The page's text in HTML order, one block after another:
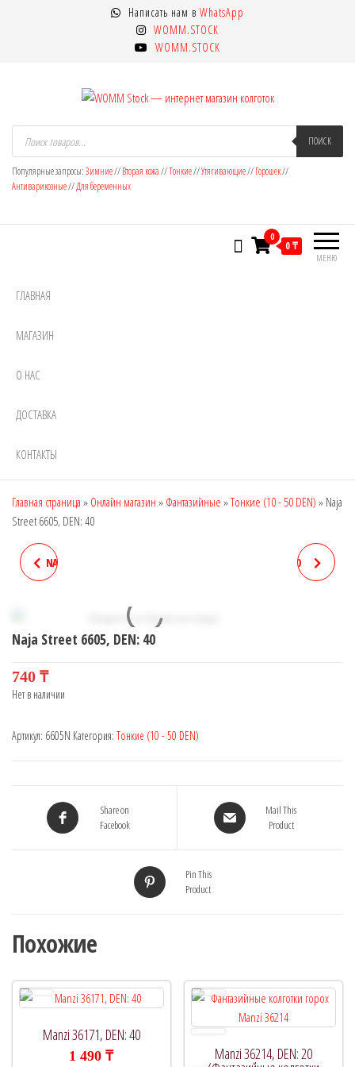
Написать нам в WhatsApp
WOMM.STOCK
WOMM.STOCK
WOMM Stock — интернет магазин
колготок
Колготки MANZI, Naja Street тонкие,
фантазийные, чулки, лосины
Поиск
товаров ПОИСК
Популярные запросы:Зимние//Вторая кожа//Тонкие//Утягивающие//Горошек//
Антиварикозные//Для беременных
МЕНЮ
0
0 ₸
ГЛАВНАЯ
МАГАЗИН
О НАС
ДОСТАВКА
КОНТАКТЫ
Главная страница » Онлайн магазин » Фантазийные »Тонкие (10 - 50 DEN) » Naja
Street 6605, DEN: 40
NAJA STREET 6586, DEN: 4800 NAJA STREET 6607, DEN: 40
Naja Street 6605, DEN: 40
740 ₸
Нет в наличии
Артикул: 6605N Категория: Тонкие (10 - 50 DEN)
Share on
Facebook
Mail This
Product
Pin This
Product
Похожие
Manzi 36171, DEN: 40
1 490₸ Manzi 36214, DEN: 20